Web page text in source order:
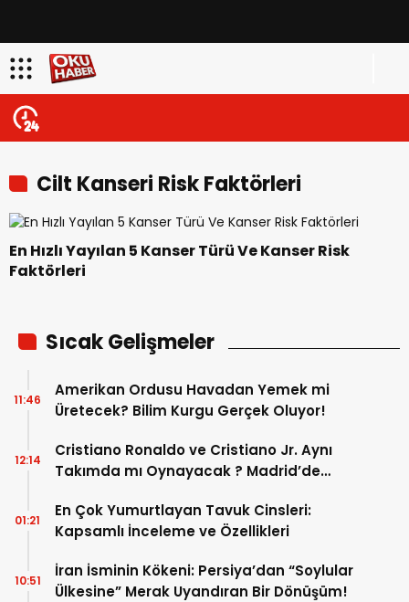
Cilt Kanseri Risk Faktörleri
En Hızlı Yayılan 5 Kanser Türü Ve Kanser Risk
Faktörleri
Sıcak Gelişmeler
Amerikan Ordusu Havadan Yemek mi
Üretecek? Bilim Kurgu Gerçek Oluyor!
11:46
Cristiano Ronaldo ve Cristiano Jr. Aynı
Takımda mı Oynayacak ? Madrid’de
12:14
En Çok Yumurtlayan Tavuk Cinsleri:
Kapsamlı İnceleme ve Özellikleri
01:21
İran İsminin Kökeni: Persiya’dan “Soylular
Ülkesine” Merak Uyandıran Bir Dönüşüm!
10:51